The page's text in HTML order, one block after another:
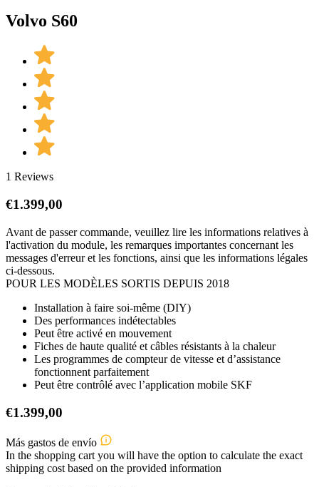
Volvo S60
1 Reviews
€1.399,00
Avant de passer commande, veuillez lire les informations relatives à
l'activation du module, les remarques importantes concernant les
messages d'erreur et les fonctions, ainsi que les informations légales
ci-dessous.
POUR LES MODÈLES SORTIS DEPUIS 2018
Installation à faire soi-même (DIY)
Des performances indétectables
Peut être activé en mouvement
Fiches de haute qualité et câbles résistants à la chaleur
Les programmes de compteur de vitesse et d’assistance
fonctionnent parfaitement
Peut être contrôlé avec l’application mobile SKF
€1.399,00
Más gastos de envío
In the shopping cart you will have the option to calculate the exact
shipping cost based on the provided information